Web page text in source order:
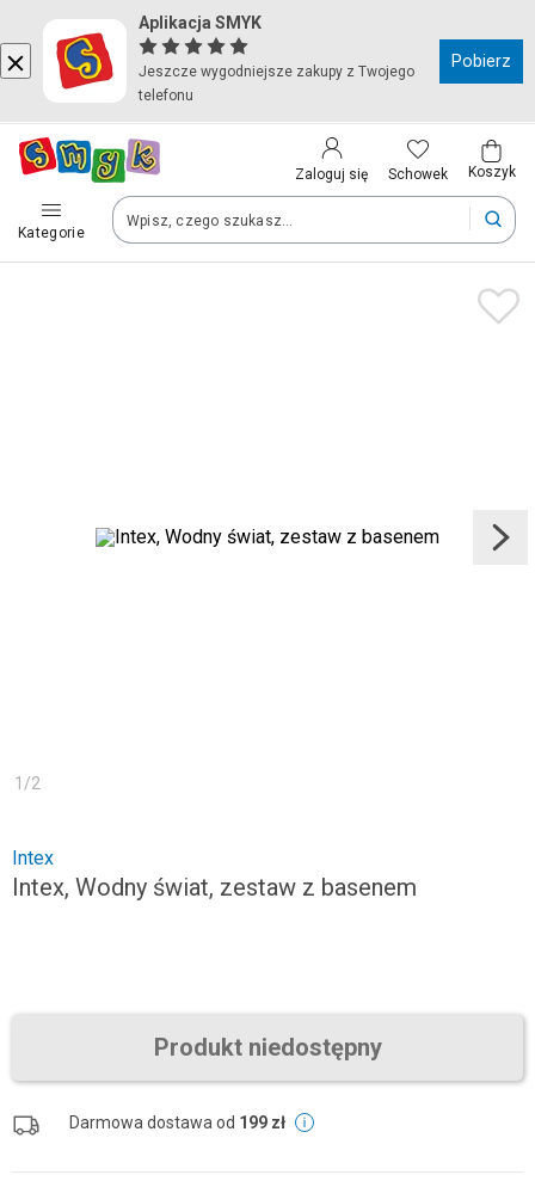
Aplikacja SMYK
Jeszcze wygodniejsze zakupy z Twojego
telefonu
Pobierz
Zaloguj się Schowek Koszyk
Kategorie
Kraj i język
Polska (Poland)
Twoje zamówienia dostarczymy na teren wybranego kraju.
Zapisz
1 /2
Intex
Intex, Wodny świat, zestaw z basenem
Produkt niedostępny
Darmowa dostawa od 199 zł